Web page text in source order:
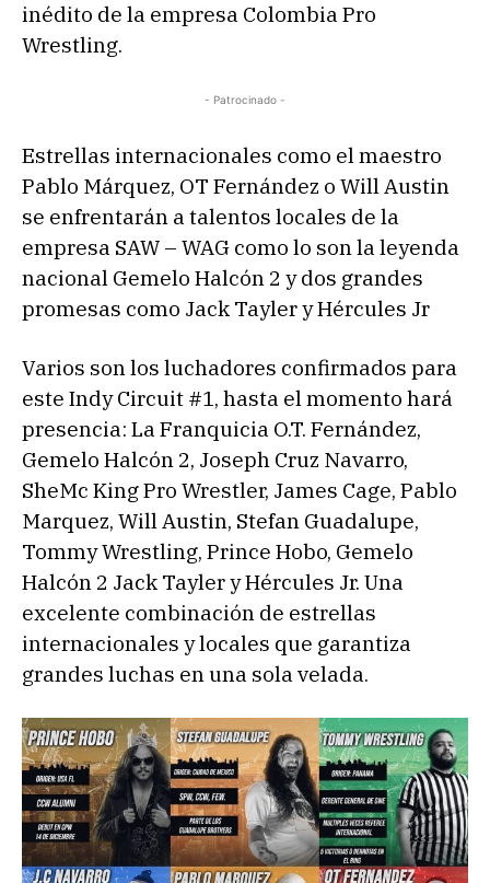
inédito de la empresa Colombia Pro
Wrestling.
- Patrocinado -
Estrellas internacionales como el maestro
Pablo Márquez, OT Fernández o Will Austin
se enfrentarán a talentos locales de la
empresa SAW – WAG como lo son la leyenda
nacional Gemelo Halcón 2 y dos grandes
promesas como Jack Tayler y Hércules Jr
Varios son los luchadores confirmados para
este Indy Circuit #1, hasta el momento hará
presencia: La Franquicia O.T. Fernández,
Gemelo Halcón 2, Joseph Cruz Navarro,
SheMc King Pro Wrestler, James Cage, Pablo
Marquez, Will Austin, Stefan Guadalupe,
Tommy Wrestling, Prince Hobo, Gemelo
Halcón 2 Jack Tayler y Hércules Jr. Una
excelente combinación de estrellas
internacionales y locales que garantiza
grandes luchas en una sola velada.